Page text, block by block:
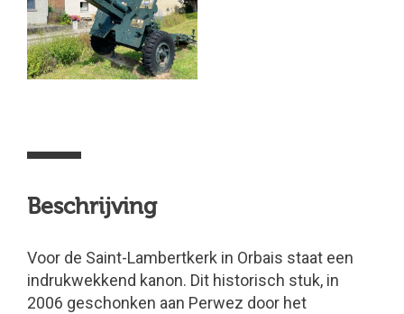
Beschrijving
Voor de Saint-Lambertkerk in Orbais staat een
indrukwekkend kanon. Dit historisch stuk, in
2006 geschonken aan Perwez door het